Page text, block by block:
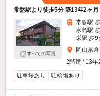
常盤駅より徒歩5分 築13年2ヶ
すべての写真
常盤駅 歩
水島駅 歩
栄駅 歩9
岡山県
2階建 / 13年
駐車場あり
駐輪場あり